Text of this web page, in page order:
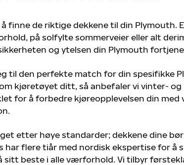
finne de riktige dekkene til din Plymouth.
på solfylte sommerveier eller alt
og ytelsen din Plymouth
til den perfekte match for din spesifikke
kjøretøyet ditt, så anbefaler vi vinter- og
for å forbedre kjøreopplevelsen din med
etter høye standarder; dekkene dine
har flere tiår med nordisk ekspertise for å
sitt beste i alle værforhold. Vi tilbyr